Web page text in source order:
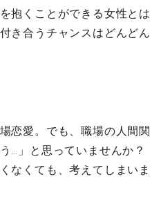
抱くことができる女性とは
き合うチャンスはどんどん
恋愛。でも、職場の人間関
…」と思っていませんか？
なくても、考えてしまいま